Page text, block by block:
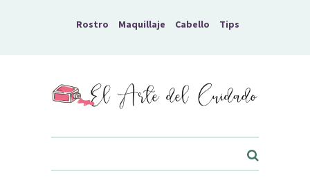
Rostro Maquillaje Cabello Tips
El Arte del Cuidado